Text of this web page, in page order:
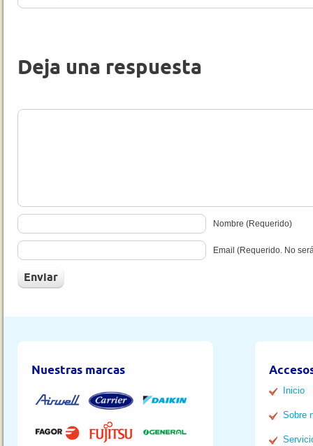
Deja una respuesta
Nombre (Requerido)
Email (Requerido. No
Nuestras marcas
Inicio
Sobre